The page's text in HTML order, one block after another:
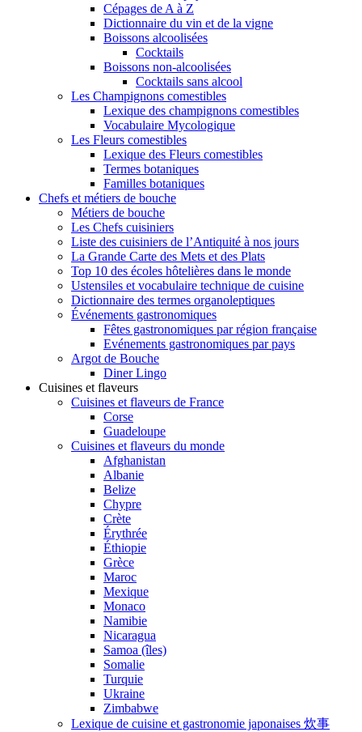
Cépages de A à Z
Dictionnaire du vin et de la vigne
Boissons alcoolisées
Cocktails
Boissons non-alcoolisées
Cocktails sans alcool
Les Champignons comestibles
Lexique des champignons comestibles
Vocabulaire Mycologique
Les Fleurs comestibles
Lexique des Fleurs comestibles
Termes botaniques
Familles botaniques
Chefs et métiers de bouche
Métiers de bouche
Les Chefs cuisiniers
Liste des cuisiniers de l’Antiquité à nos jours
La Grande Carte des Mets et des Plats
Top 10 des écoles hôtelières dans le monde
Ustensiles et vocabulaire technique de cuisine
Dictionnaire des termes organoleptiques
Événements gastronomiques
Fêtes gastronomiques par région française
Evénements gastronomiques par pays
Argot de Bouche
Diner Lingo
Cuisines et flaveurs
Cuisines et flaveurs de France
Corse
Guadeloupe
Cuisines et flaveurs du monde
Afghanistan
Albanie
Belize
Chypre
Crète
Érythrée
Éthiopie
Grèce
Maroc
Mexique
Monaco
Namibie
Nicaragua
Samoa (îles)
Somalie
Turquie
Ukraine
Zimbabwe
Lexique de cuisine et gastronomie japonaises 炊事